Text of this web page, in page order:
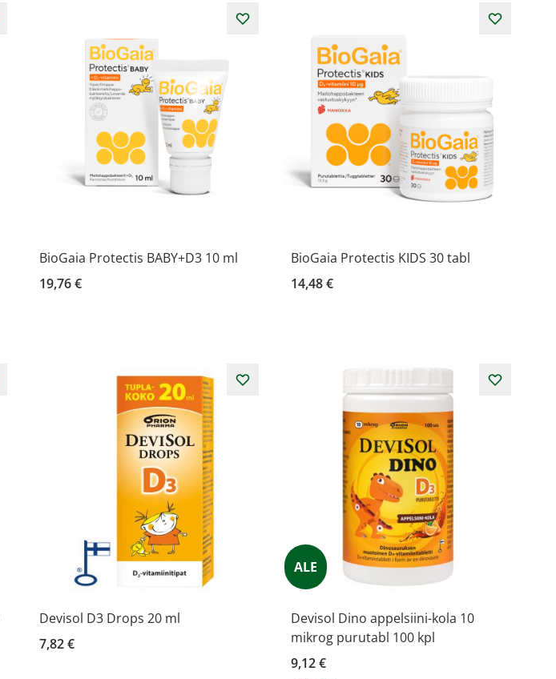
BioGaia Protectis BABY+D3 10 ml
19,76 €
BioGaia Protectis KIDS 30 tabl
14,48 €
Devisol D3 Drops 20 ml
7,82 €
ALE
Devisol Dino appelsiini-kola 10
mikrog purutabl 100 kpl
9,12 €